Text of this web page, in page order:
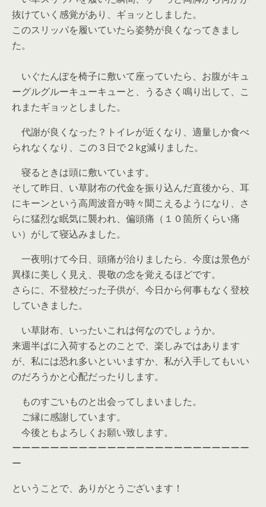
抜けていく感覚があり、ギョッとしました。
このスリッパを履いていたら姿勢が良くなってきまし
た。
いぐたんぽを椅子に敷いて座っていたら、お腹がキュ
ーグルグルーキューキューと、うるさく鳴り出して、こ
れまたギョッとしました。
代謝が良くなった？トイレが近くなり、適量しか食べ
られなくなり、この３日で２kg減りました。
寝るときは頭に敷いています。
そして昨日、い草財布の代金を振り込んだ直後から、耳
にキーンという高周波音が時々聞こえるようになり、さ
らに猛烈な眠気に襲われ、偏頭痛（１０箇所くらい痛
い）がして寝込みました。
一夜明けて今日、頭痛が治りましたら、今度は景色が
異様に美しく見え、畏敬の念を覚えるほどです。
さらに、不登校だった子供が、今日から何事もなく登校
していきました。
い草財布、いったいこれは何なのでしょうか。
来週半ばに入荷するとのことで、楽しみではあります
が、私には恐れ多いといいますか、私が入手してもいい
のだろうかと心配だったりします。
ものすごいものと出会ってしまいました。
ご縁に感謝しています。
今後ともよろしくお願い致します。
ーーーーーーーーーーーーーーーーーーーーーーーーー
ー
ということで、ありがとうございます！